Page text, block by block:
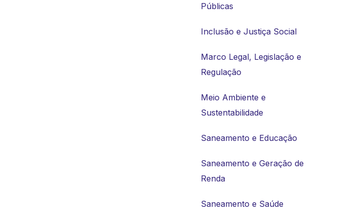
Públicas
Inclusão e Justiça Social
Marco Legal, Legislação e
Regulação
Meio Ambiente e
Sustentabilidade
Saneamento e Educação
Saneamento e Geração de
Renda
Saneamento e Saúde